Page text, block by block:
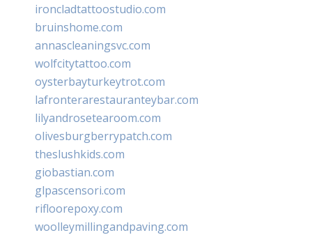
ironcladtattoostudio.com
bruinshome.com
annascleaningsvc.com
wolfcitytattoo.com
oysterbayturkeytrot.com
lafronterarestauranteybar.com
lilyandrosetearoom.com
olivesburgberrypatch.com
theslushkids.com
giobastian.com
glpascensori.com
rifloorepoxy.com
woolleymillingandpaving.com